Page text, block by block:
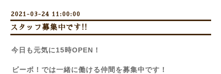
2021-03-24 11:00:00
スタッフ募集中です!!
今日も元気に15時OPEN！
ビーボ！では一緒に働ける仲間を募集中です！